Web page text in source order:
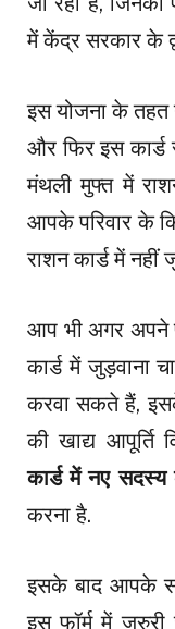
में केंद्र सरकार के
इस योजना के तहत
और फिर इस कार्ड
मंथली मुफ्त में
आपके परिवार के
राशन कार्ड में
आप भी अगर अपने
कार्ड में जुड़वाना
करवा सकते हैं,
की खाद्य आपूर्ति
कार्ड में नए सदस्य
करना है.
इसके बाद आपके
इस फॉर्म में